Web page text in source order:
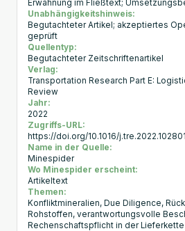
Erwähnung im Fließtext;
Unabhängigkeitshinweis:
Begutachteter Artikel; akzeptiertes
geprüft
Quellentyp:
Begutachteter Zeitschriftenartikel
Verlag:
Transportation Research Part E:
Review
Jahr:
2022
Zugriffs-URL:
https://doi.org/10.1016/j.tre.2022.102801
Name in der Quelle:
Minespider
Wo Minespider erscheint:
Artikeltext
Themen:
Konfliktmineralien, Due Diligence,
Rohstoffen, verantwortungsvolle
Rechenschaftspflicht in der Lieferkette